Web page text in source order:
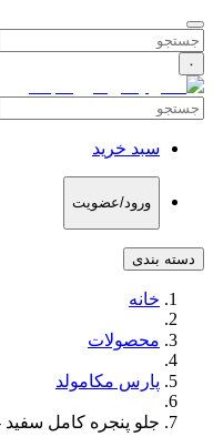
۰
سبد خرید
ورود/عضویت
دسته بندی
خانه
محصولات
پارس مکامولد
جلو پنجره کامل سفید - پارس